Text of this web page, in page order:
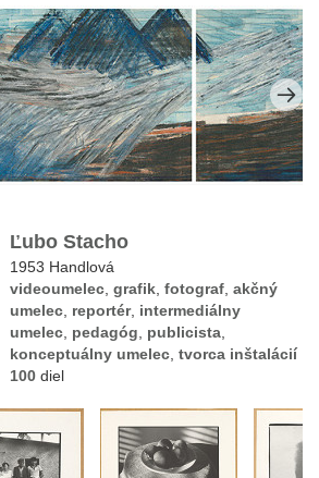
Ľubo Stacho
1953 Handlová
videoumelec ,grafik ,fotograf ,akčný
umelec reportér, intermediálny
umelec pedagóg publicista
konceptuálny umelec ,tvorca inštalácií
100 diel